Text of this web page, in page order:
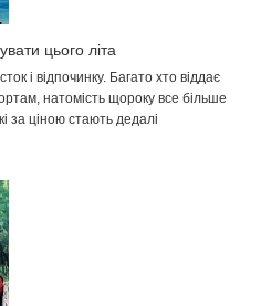
цього літа
і відпочинку. Багато хто віддає
натомість щороку все більше
за ціною стають дедалі